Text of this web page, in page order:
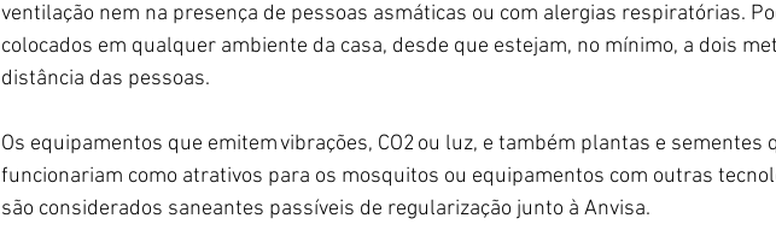
ventilação nem na presença de pessoas asmáticas ou com alergias respiratórias.
colocados em qualquer ambiente da casa, desde que estejam, no mínimo, a dois
distância das pessoas.
Os equipamentos que emitem vibrações, CO2 ou luz, e também plantas e sementes
funcionariam como atrativos para os mosquitos ou equipamentos com outras
são considerados saneantes passíveis de regularização junto à Anvisa.